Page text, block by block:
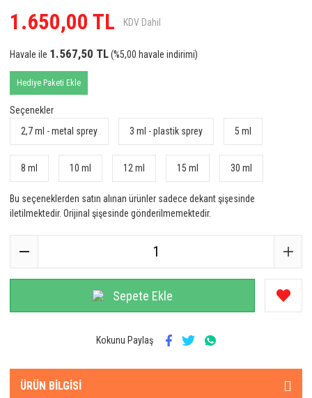
1.650,00 TL KDV Dahil
Havale ile 1.567,50 TL(%5,00 havale indirimi)
Hediye Paketi Ekle
Seçenekler
2,7 ml - metal sprey
3 ml - plastik sprey 5 ml
8 ml 10 ml 12 ml 15 ml 30 ml
Bu seçeneklerden satın alınan ürünler sadece dekant şişesinde
iletilmektedir. Orijinal şişesinde gönderilmemektedir.
Sepete Ekle
Kokunu Paylaş
ÜRÜN BILGISI